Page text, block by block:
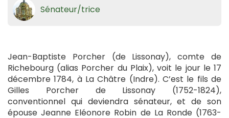
Sénateur/trice
Jean-Baptiste Porcher (de Lissonay), comte de
Richebourg (alias Porcher du Plaix), voit le jour le 17
décembre 1784, à La Châtre (Indre). C’est le fils de
Gilles Porcher de Lissonay (1752-1824),
conventionnel qui deviendra sénateur, et de son
épouse Jeanne Eléonore Robin de La Ronde (1763-